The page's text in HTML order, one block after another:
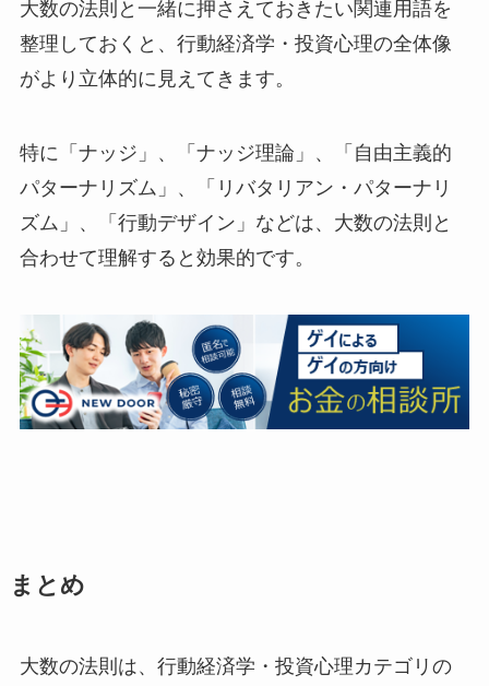
大数の法則と一緒に押さえておきたい関連用語を
整理しておくと、行動経済学・投資心理の全体像
がより立体的に見えてきます。
特に「ナッジ」、「ナッジ理論」、「自由主義的
パターナリズム」、「リバタリアン・パターナリ
ズム」、「行動デザイン」などは、大数の法則と
合わせて理解すると効果的です。
まとめ
大数の法則は、行動経済学・投資心理カテゴリの